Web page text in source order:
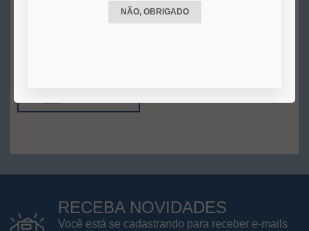
RECEBA NOVIDADES
Você está se cadastrando para receber e-mails
NÃO, OBRIGADO